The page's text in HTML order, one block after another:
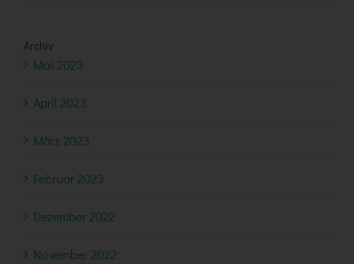
Archiv
Mai 2023
April 2023
März 2023
Februar 2023
Dezember 2022
November 2022